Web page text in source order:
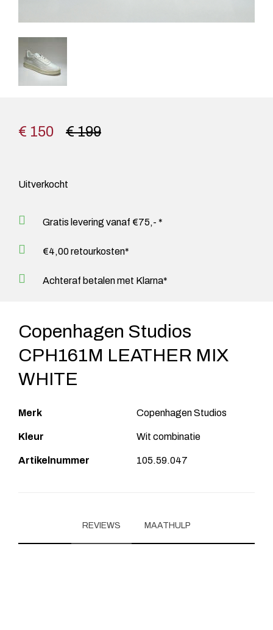
€ 199
€ 150
Uitverkocht
Gratis levering vanaf €75,- *
€4,00 retourkosten*
Achteraf betalen met Klarna*
Copenhagen Studios
CPH161M LEATHER MIX
WHITE
Merk Copenhagen Studios
Kleur Wit combinatie
Artikelnummer 105.59.047
REVIEWS MAATHULP